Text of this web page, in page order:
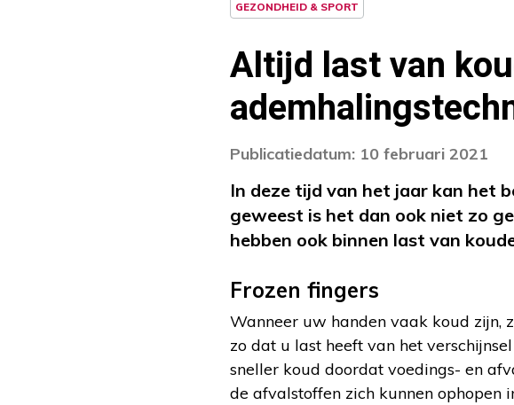
GEZONDHEID & SPORT
Altijd last van
Publicatiedatum: 10 februari 2021
In deze tijd van het jaar kan het
geweest is het dan ook niet zo
hebben ook binnen last van
Frozen fingers
Wanneer uw handen vaak koud zijn,
zo dat u last heeft van het
sneller koud doordat voedings- en
de afvalstoffen zich kunnen ophopen